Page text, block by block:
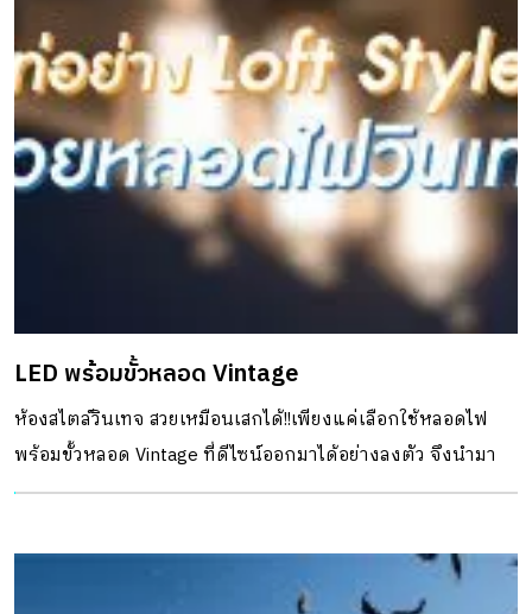
ก๊าซต่าง ๆ ในอากาศนั้นจะมีอยู่ค่อนข้างคงที่ตามสัดส่วนดังนี้คือ
ก๊าซไนโตรเจนมีอยู่ประมาณ 78.09% ก๊าซออกซิเจนมีประมาณ
20.94% ก๊าซคาร์บอนไดออกไซด์และก๊าซเฉื่อยจะมีอยู่เพียง
0.97% แต่เมื่อไหร่ก็ตามที่สัดส่วนของก๊าชดังกล่าวนั้น
เปลี่ยนแปลง หรือมีปริมาณของฝุ่นละอองในอากาศ ไอน้ำ เขม่า
และกัมมันตภาพรังสี ปะปนอยู่ในอากาศมากเกินไปจะเปลี่ยน
เป็นอากาศเสียได้ โดยแหล่งกำเนิดมลพิษทางอากาศ ที่สำคัญ
ของบ้านเรา แบ่งเป็นได้เป็นแหล่งกำเนิดจากยานพาหนะ ลอง
สังเกตเมื่ออยู่ท่ามกลางการจราจร ที่ติดขัด เครื่องยนต์บนท้อง
ถนนต่างพ่นไอเสียออกมามากมาย พื้นที่ตรงนั้นจะเต็มไปด้วย
ก๊าซคาร์บอนมอนอกไซด์ ก๊าซออกไซด์ของไนโตรเจน
สารประกอบไฮโดรคาร์บอน และฝุ่นละอองขนาดเล็กกว่า 10
ไมครอนที่เกิดจากการเผาไหม้เครื่องยนต์ รวมไปถึงสารตะกั่ว
มลพิษทางอากาศจากแหล่งกำเนิดอุตสาหกรรม ซึ่งเกิดจาก
การเผาไหม้เชื้อเพลิงและกระบวนการผลิต ถึงแม้ว่าเราจะไม่ได้
LED พร้อมขั้วหลอด Vintage
ห้องสไตล์วินเทจ สวยเหมือนเสกได้!!เพียงแค่เลือกใช้หลอดไฟ
พร้อมขั้วหลอด Vintage ที่ดีไซน์ออกมาได้อย่างลงตัว จึงนำมา
ตกแต่งห้องได้ง่ายแถมยังให้แสงสว่างทุกจุดเท่าที่คุณต้องการ
#HomePro ทุกสาขา ช้อปตอนนี้ยิ่งคุ้ม เพราะเค้ามีโปรโมชั่นพิ
เศษ -หลอดไส้ Antique Round 35W WW E27 EVE ราคาพิเศษ